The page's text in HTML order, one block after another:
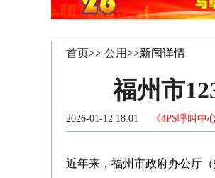
首页>> 公用>>新闻详情
福州市
2026-01-12 18:01 《4PS呼叫中
近年来，福州市政府办公厅